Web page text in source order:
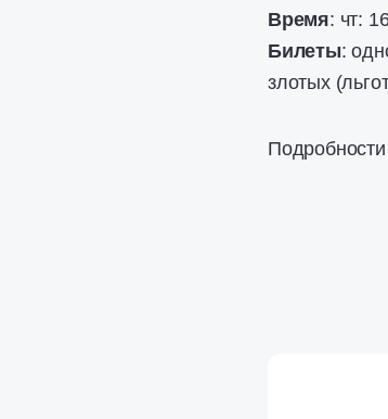
Время: чт:
Билеты:
злотых